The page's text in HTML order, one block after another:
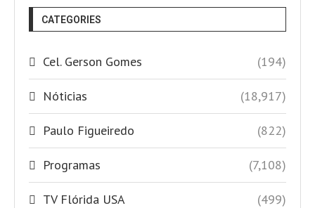
CATEGORIES
Cel. Gerson Gomes (194)
Nóticias (18,917)
Paulo Figueiredo (822)
Programas (7,108)
TV Flórida USA (499)